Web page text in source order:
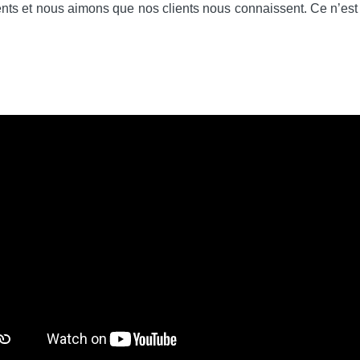
et nous aimons que nos clients nous connaissent. Ce